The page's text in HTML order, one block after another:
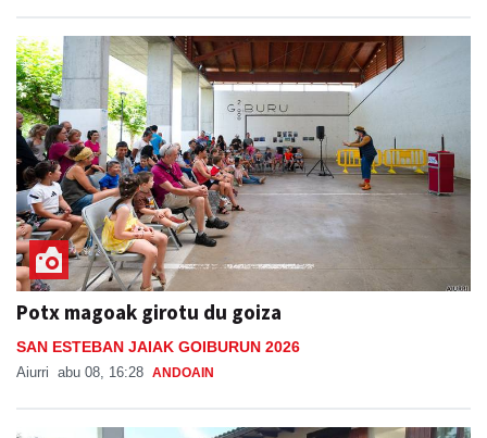
Potx magoak girotu du goiza
SAN ESTEBAN JAIAK GOIBURUN 2026
Aiurri abu 08, 16:28 ANDOAIN